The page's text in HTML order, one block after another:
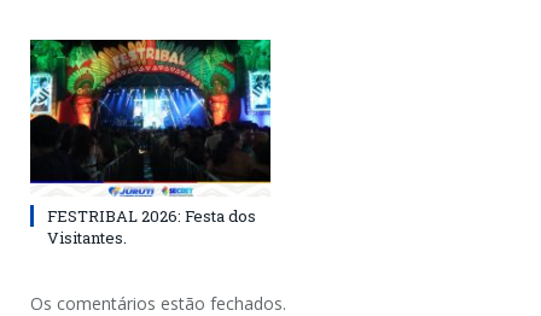
FESTRIBAL 2026: Festa dos
Visitantes.
Os comentários estão fechados.